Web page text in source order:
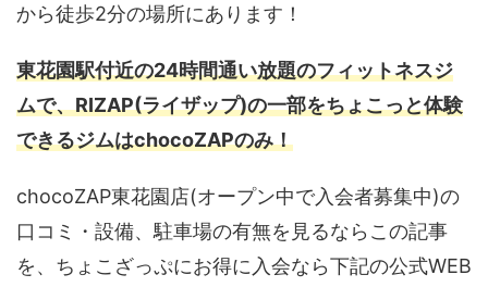
から徒歩2分の場所にあります！
東花園駅付近の24時間通い放題のフィットネスジ
ムで、RIZAP(ライザップ)の一部をちょこっと体験
できるジムはchocoZAPのみ！
chocoZAP東花園店(オープン中で入会者募集中)の
口コミ・設備、駐車場の有無を見るならこの記事
を、ちょこざっぷにお得に入会なら下記の公式WEB